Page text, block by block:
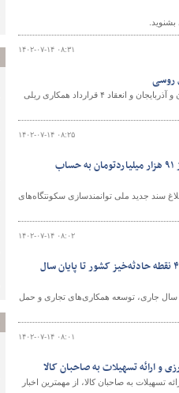
۱۴۰۲-۰۷-۱۴ ۰۸:۳۱
از مهم‌ترین اخبار هفته گذشته در حوزه حمل‌ونقل ریلی می‌توان به رشد مبادلات ریلی ایران و آذربایجان و انعقاد ۴ قرارداد همکاری ریلی
۱۴۰۲-۰۷-۱۴ ۰۸:۲۵
تخصیص ۲ میلیارد دلار برای تکمیل پروژه‌های نهضت ملی مسکن/پرداخت بیش از ۹۱ هزار میلیاردتومان به حساب
ملی مسکن و ابلاغ سند جدید ملی توانمندسازی سکونتگاه‌های
۱۴۰۲-۰۷-۱۴ ۰۸:۰۲
افزودن ۵ هزار اتوبوس به ناوگان جاده‌ای با ترغیب بخش خصوصی/رفع و اصلاح ۴۰۰ نقطه حادثه‌خیز کشور تا پایان سال
رفع و اصلاح ۴۰۰ نقطه حادثه‌خیز کشور تا پایان سال جاری، توسعه همکاری‌های تجاری و حمل
۱۴۰۲-۰۷-۱۴ ۰۸:۰۱
و ارائه تسهیلات به صاحبان کالا، از مهمترین اخبار